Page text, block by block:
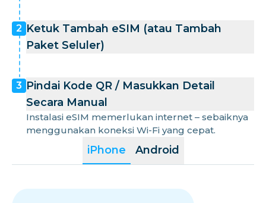
iPhone Android
2 Ketuk Tambah eSIM (atau Tambah
Paket Seluler)
3 Pindai Kode QR / Masukkan Detail
Secara Manual
Instalasi eSIM memerlukan internet – sebaiknya
menggunakan koneksi Wi-Fi yang cepat.